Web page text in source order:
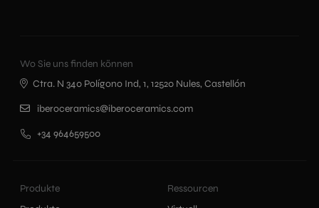
Produkte
Ressourcen
Wo Sie uns finden können
Ctra. N 340 Polígono Ind, 1, 12520 Nules, Castellón
iberoceramics@iberoceramics.com
+34 964659500